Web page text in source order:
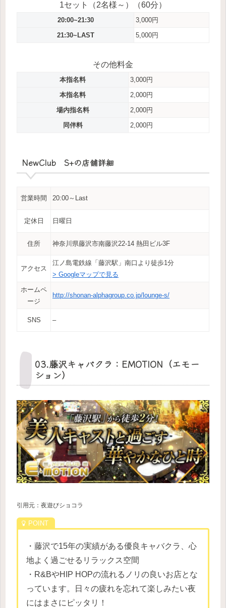
1セット（2名様～）（60分）
20:00~21:30
3,000円
21:30~LAST
5,000円
その他料金
本指名料
3,000円
本指名料
2,000円
場内指名料
2,000円
同伴料
2,000円
NewClub S+の店舗詳細
営業時間 20:00～Last
定休日 日曜日
住所 神奈川県藤沢市南藤沢22-14 熱田ビル3F
アクセス
江ノ島電鉄線「藤沢駅」南口より徒歩1分
> Googleマップで見る
ホームペ
ージ
http://shonan-alphagroup.co.jp/lounge-s/
SNS –
03.藤沢キャバクラ：EMOTION（エモー
ション）
引用元：夜遊びショコラ
・藤沢で15年の実績がある優良キャバクラ、心
地よく過ごせるリラックス空間
・R&BやHIP HOPの流れるノリの良いお店とな
っています。日々の疲れを忘れて楽しみたい夜
にはまさにピッタリ！